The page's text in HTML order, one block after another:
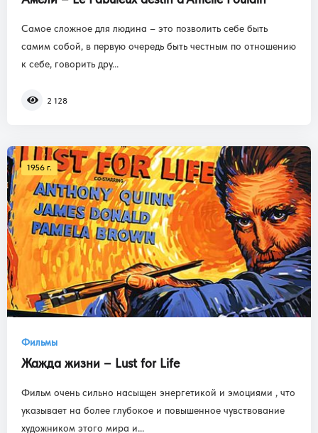
Самое сложное для людина – это позволить себе быть
самим собой, в первую очередь быть честным по отношению
к себе, говорить дру...
2 128
1956 г.
Фильмы
Жажда жизни – Lust for Life
Фильм очень сильно насыщен энергетикой и эмоциями , что
указывает на более глубокое и повышенное чувствование
художником этого мира и...